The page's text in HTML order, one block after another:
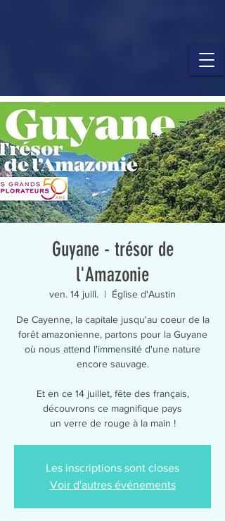
Guyane - trésor de
l'Amazonie
ven. 14 juill.
  |
Église d'Austin
De Cayenne, la capitale jusqu'au coeur de la
forêt amazonienne, partons pour la Guyane
où nous attend l'immensité d'une nature
encore sauvage.
Et en ce 14 juillet, fête des français,
découvrons ce magnifique pays
un verre de rouge à la main !
Les inscriptions sont closes
Voir d'autres événements